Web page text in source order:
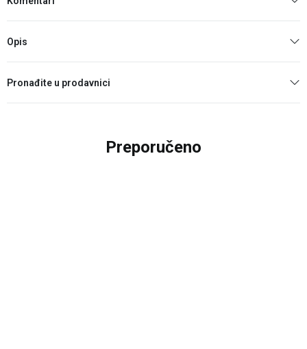
Opis
Pronađite u prodavnici
Preporučeno